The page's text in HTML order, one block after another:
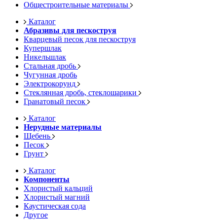
Общестроительные материалы
Каталог
Абразивы для пескоструя
Кварцевый песок для пескоструя
Купершлак
Никельшлак
Стальная дробь
Чугунная дробь
Электрокорунд
Стеклянная дробь, стеклошарики
Гранатовый песок
Каталог
Нерудные материалы
Щебень
Песок
Грунт
Каталог
Компоненты
Хлористый кальций
Хлористый магний
Каустическая сода
Другое